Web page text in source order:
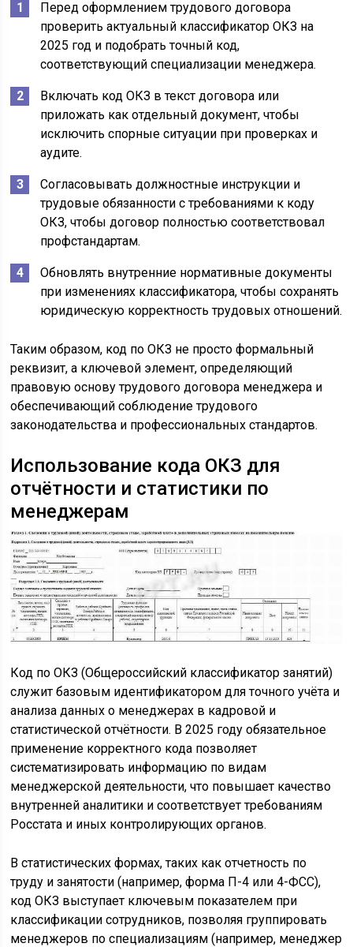
Перед оформлением трудового договора
проверить актуальный классификатор ОКЗ на
2025 год и подобрать точный код,
соответствующий специализации менеджера.
Включать код ОКЗ в текст договора или
приложать как отдельный документ, чтобы
исключить спорные ситуации при проверках и
аудите.
Согласовывать должностные инструкции и
трудовые обязанности с требованиями к коду
ОКЗ, чтобы договор полностью соответствовал
профстандартам.
Обновлять внутренние нормативные документы
при изменениях классификатора, чтобы сохранять
юридическую корректность трудовых отношений.
Таким образом, код по ОКЗ не просто формальный
реквизит, а ключевой элемент, определяющий
правовую основу трудового договора менеджера и
обеспечивающий соблюдение трудового
законодательства и профессиональных стандартов.
Использование кода ОКЗ для
отчётности и статистики по
менеджерам
Код по ОКЗ (Общероссийский классификатор занятий)
служит базовым идентификатором для точного учёта и
анализа данных о менеджерах в кадровой и
статистической отчётности. В 2025 году обязательное
применение корректного кода позволяет
систематизировать информацию по видам
менеджерской деятельности, что повышает качество
внутренней аналитики и соответствует требованиям
Росстата и иных контролирующих органов.
В статистических формах, таких как отчетность по
труду и занятости (например, форма П-4 или 4-ФСС),
код ОКЗ выступает ключевым показателем при
классификации сотрудников, позволяя группировать
менеджеров по специализациям (например, менеджер